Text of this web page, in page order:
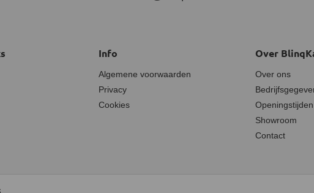
Info
Algemene voorwaarden
Privacy
Cookies
Over
Over ons
Openingstijden
Showroom
Contact